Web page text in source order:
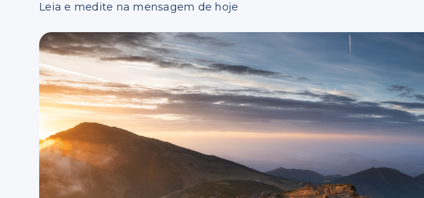
Leia e medite na mensagem de hoje